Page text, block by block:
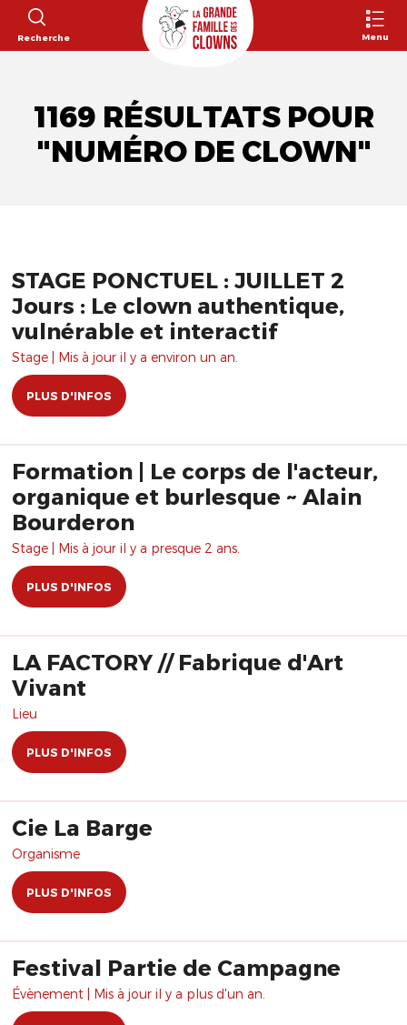
Recherche Menu
1169 RÉSULTATS POUR
"NUMÉRO DE CLOWN"
STAGE PONCTUEL : JUILLET 2
Jours : Le clown authentique,
vulnérable et interactif
Stage | Mis à jour il y a environ un an.
PLUS D'INFOS
Formation | Le corps de l'acteur,
organique et burlesque ~ Alain
Bourderon
Stage | Mis à jour il y a presque 2 ans.
PLUS D'INFOS
LA FACTORY // Fabrique d'Art
Vivant
Lieu
PLUS D'INFOS
Cie La Barge
Organisme
PLUS D'INFOS
Festival Partie de Campagne
Évènement | Mis à jour il y a plus d'un an.